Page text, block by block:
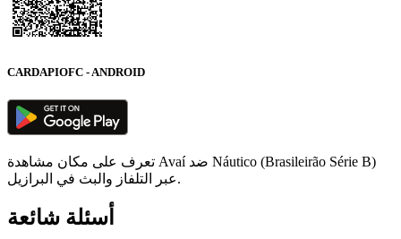
CARDAPIOFC - ANDROID
تعرف على مكان مشاهدة Avaí ضد Náutico (Brasileirão Série B)
عبر التلفاز والبث في البرازيل.
أسئلة شائعة